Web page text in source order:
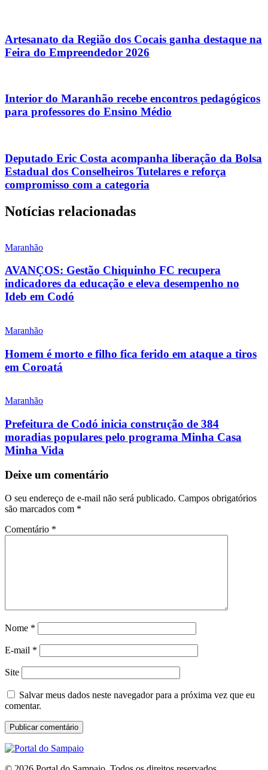
Artesanato da Região dos Cocais ganha destaque na
Feira do Empreendedor 2026
Interior do Maranhão recebe encontros pedagógicos
para professores do Ensino Médio
Deputado Eric Costa acompanha liberação da Bolsa
Estadual dos Conselheiros Tutelares e reforça
compromisso com a categoria
Notícias relacionadas
Maranhão
AVANÇOS: Gestão Chiquinho FC recupera
indicadores da educação e eleva desempenho no
Ideb em Codó
Maranhão
Homem é morto e filho fica ferido em ataque a tiros
em Coroatá
Maranhão
Prefeitura de Codó inicia construção de 384
moradias populares pelo programa Minha Casa
Minha Vida
Deixe um comentário
O seu endereço de e-mail não será publicado. Campos obrigatórios
são marcados com *
Comentário *
Nome *
E-mail *
Site
Salvar meus dados neste navegador para a próxima vez que eu
comentar.